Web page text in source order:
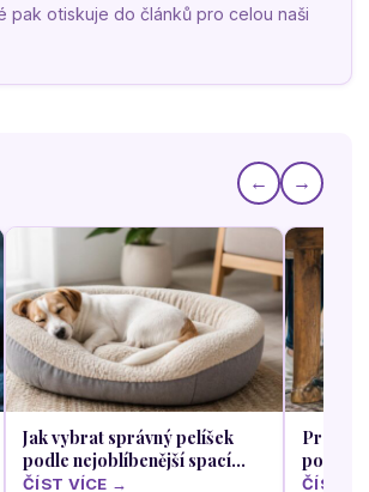
pak otiskuje do článků pro celou naši
← →
Jak vybrat správný pelíšek
podle nejoblíbenější spací
polohy vašeho psa
ČÍST VÍCE →
Proč se
pod stůl
oběda
ČÍST